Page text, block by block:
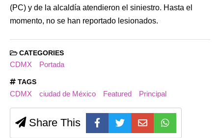
(PC) y de la alcaldía atendieron el siniestro. Hasta el
momento, no se han reportado lesionados.
CATEGORIES
CDMX Portada
TAGS
CDMX ciudad de México Featured Principal
Share This